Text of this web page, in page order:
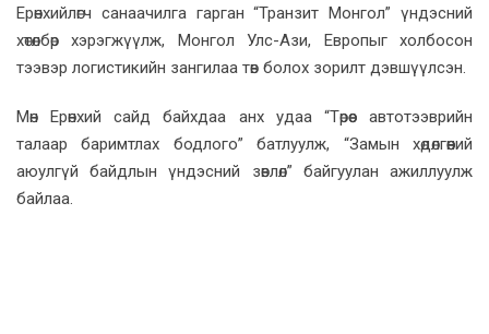
Ерөнхийлөгч санаачилга гарган “Транзит Монгол” үндэсний
хөтөлбөр хэрэгжүүлж, Монгол Улс-Ази, Европыг холбосон
тээвэр логистикийн зангилаа төв болох зорилт дэвшүүлсэн.
Мөн Ерөнхий сайд байхдаа анх удаа “Төрөөс автотээврийн
талаар баримтлах бодлого” батлуулж, “Замын хөдөлгөөний
аюулгүй байдлын үндэсний зөвлөл” байгуулан ажиллуулж
байлаа.